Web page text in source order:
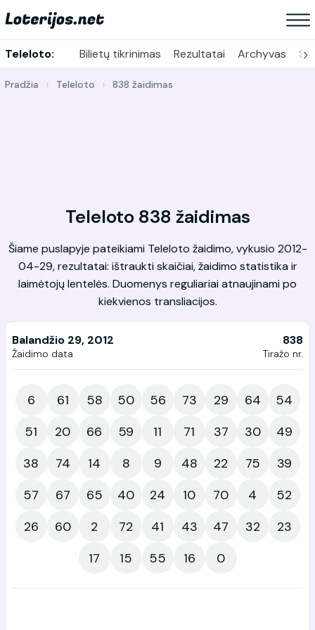
Teleloto: Bilietų tikrinimas Rezultatai Archyvas ›
Pradžia Teleloto 838 žaidimas
Teleloto 838 žaidimas
Šiame puslapyje pateikiami Teleloto žaidimo, vykusio 2012-
04-29, rezultatai: ištraukti skaičiai, žaidimo statistika ir
laimėtojų lentelės. Duomenys reguliariai atnaujinami po
kiekvienos transliacijos.
Balandžio 29, 2012
Žaidimo data
838
Tiražo nr.
6 61 58 50 56 73 29 64
54
51
20 66 59 11 71 37 30
49
38
74 14 8 9 48 22 75
39
57
67 65 40 24 10 70 4
52
26
60 2 72 41 43 47 32
23
17
15 55 16 0